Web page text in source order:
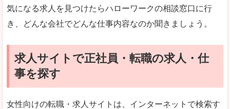
気になる求人を見つけたらハローワークの相談窓口に行
き、どんな会社でどんな仕事内容なのか聞きましょう。
求人サイトで正社員・転職の求人・仕
事を探す
女性向けの転職・求人サイトは、インターネットで検索す